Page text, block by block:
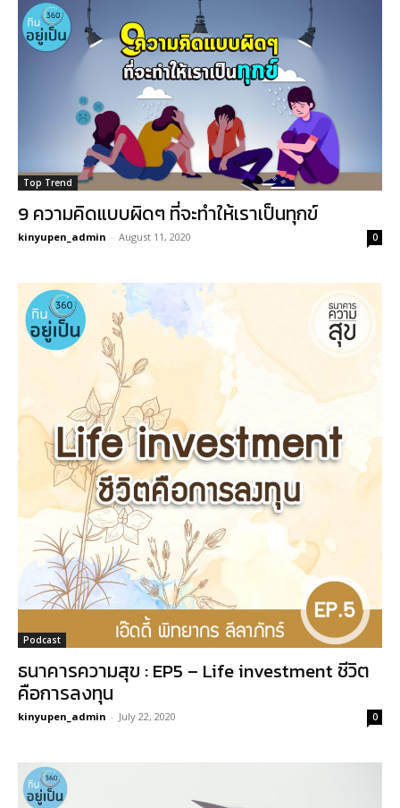
Top Trend
9 ความคิดแบบผิดๆ ที่จะทำให้เราเป็นทุกข์
kinyupen_admin - August 11, 2020 0
Podcast
ธนาคารความสุข : EP5 – Life investment ชีวิต
คือการลงทุน
kinyupen_admin - July 22, 2020 0